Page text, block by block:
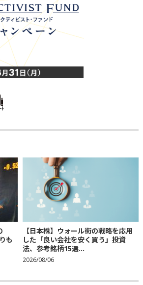
ﾄ
も
【日本株】ウォール街の戦略を応用
した「良い会社を安く買う」投資
法、参考銘柄15選...
2026/08/06